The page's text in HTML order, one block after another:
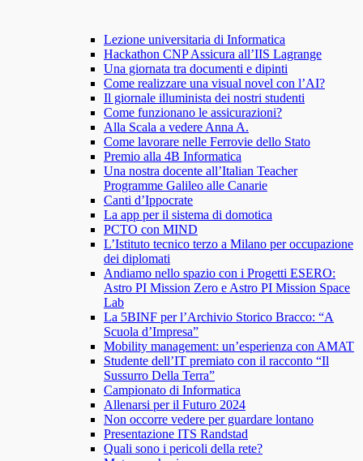
Lezione universitaria di Informatica
Hackathon CNP Assicura all’IIS Lagrange
Una giornata tra documenti e dipinti
Come realizzare una visual novel con l’AI?
Il giornale illuminista dei nostri studenti
Come funzionano le assicurazioni?
Alla Scala a vedere Anna A.
Come lavorare nelle Ferrovie dello Stato
Premio alla 4B Informatica
Una nostra docente all’Italian Teacher
Programme Galileo alle Canarie
Canti d’Ippocrate
La app per il sistema di domotica
PCTO con MIND
L’Istituto tecnico terzo a Milano per occupazione
dei diplomati
Andiamo nello spazio con i Progetti ESERO:
Astro PI Mission Zero e Astro PI Mission Space
Lab
La 5BINF per l’Archivio Storico Bracco: “A
Scuola d’Impresa”
Mobility management: un’esperienza con AMAT
Studente dell’IT premiato con il racconto “Il
Sussurro Della Terra”
Campionato di Informatica
Allenarsi per il Futuro 2024
Non occorre vedere per guardare lontano
Presentazione ITS Randstad
Quali sono i pericoli della rete?